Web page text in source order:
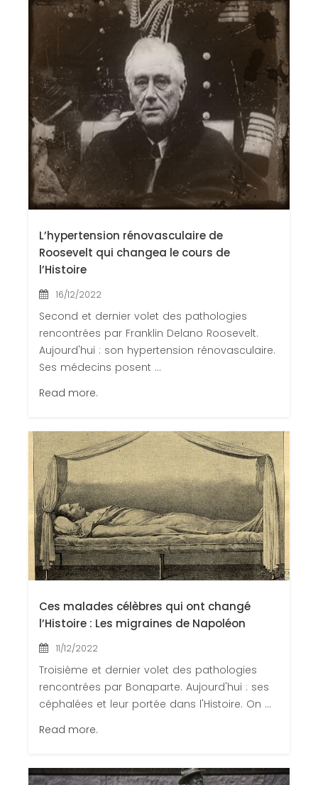
Contactez-nous
Congrès 2018
Congrès 2019
Congrès 2020
L’hypertension rénovasculaire de
Roosevelt qui changea le cours de
l’Histoire
16/12/2022
Second et dernier volet des pathologies
rencontrées par Franklin Delano Roosevelt.
Aujourd'hui : son hypertension rénovasculaire.
Ses médecins posent ...
Read more.
Ces malades célèbres qui ont changé
l’Histoire : Les migraines de Napoléon
11/12/2022
Troisième et dernier volet des pathologies
rencontrées par Bonaparte. Aujourd'hui : ses
céphalées et leur portée dans l'Histoire. On ...
Read more.